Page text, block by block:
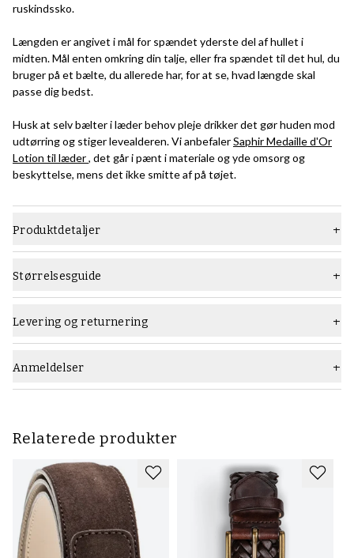
ruskindssko.
Længden er angivet i mål for spændet yderste del af hullet i
midten. Mål enten omkring din talje, eller fra spændet til det hul, du
bruger på et bælte, du allerede har, for at se, hvad længde skal
passe dig bedst.
Husk at selv bælter i læder behov pleje drikker det gør huden mod
udtørring og stiger levealderen. Vi anbefalerSaphir Medaille d'Or
Lotion til læder, det går i pænt i materiale og yde omsorg og
beskyttelse, mens det ikke smitte af på tøjet.
Produktdetaljer
Mærke Skolyx
Størrelsesguide
Levering og returnering
Anmeldelser
Relaterede produkter